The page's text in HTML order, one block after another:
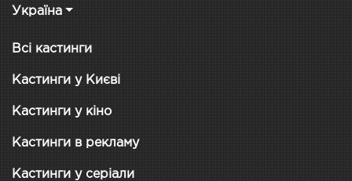
Україна
Всі кастинги
Кастинги у Києві
Кастинги у кіно
Кастинги в рекламу
Кастинги у серіали